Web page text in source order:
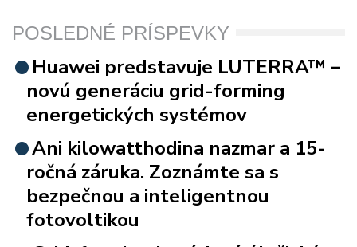
POSLEDNÉ PRÍSPEVKY
Huawei predstavuje LUTERRA™ –
novú generáciu grid-forming
energetických systémov
Ani kilowatthodina nazmar a 15-
ročná záruka. Zoznámte sa s
bezpečnou a inteligentnou
fotovoltikou